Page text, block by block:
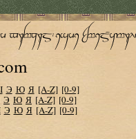
Э Ю Я [A-Z] [0-9]
Э Ю Я [A-Z] [0-9]
Э Ю Я [A-Z] [0-9]